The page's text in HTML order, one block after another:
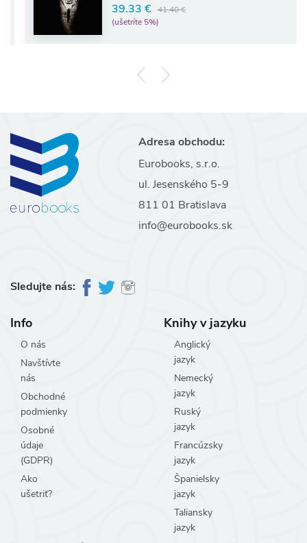
39.33 €
41.40 €
(ušetríte 5%)
Adresa obchodu:
Eurobooks, s.r.o.
ul. Jesenského 5-9
811 01 Bratislava
info@eurobooks.sk
Sledujte nás:
Info
O nás
Navštívte
nás
Obchodné
podmienky
Osobné
údaje
(GDPR)
Ako
ušetriť?
Knihy v jazyku
Anglický
jazyk
Nemecký
jazyk
Ruský
jazyk
Francúzsky
jazyk
Španielsky
jazyk
Taliansky
jazyk